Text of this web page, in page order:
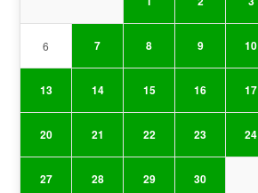
6 7 8 9 10
13 14 15 16 17
20 21 22 23 24
27 28 29 30